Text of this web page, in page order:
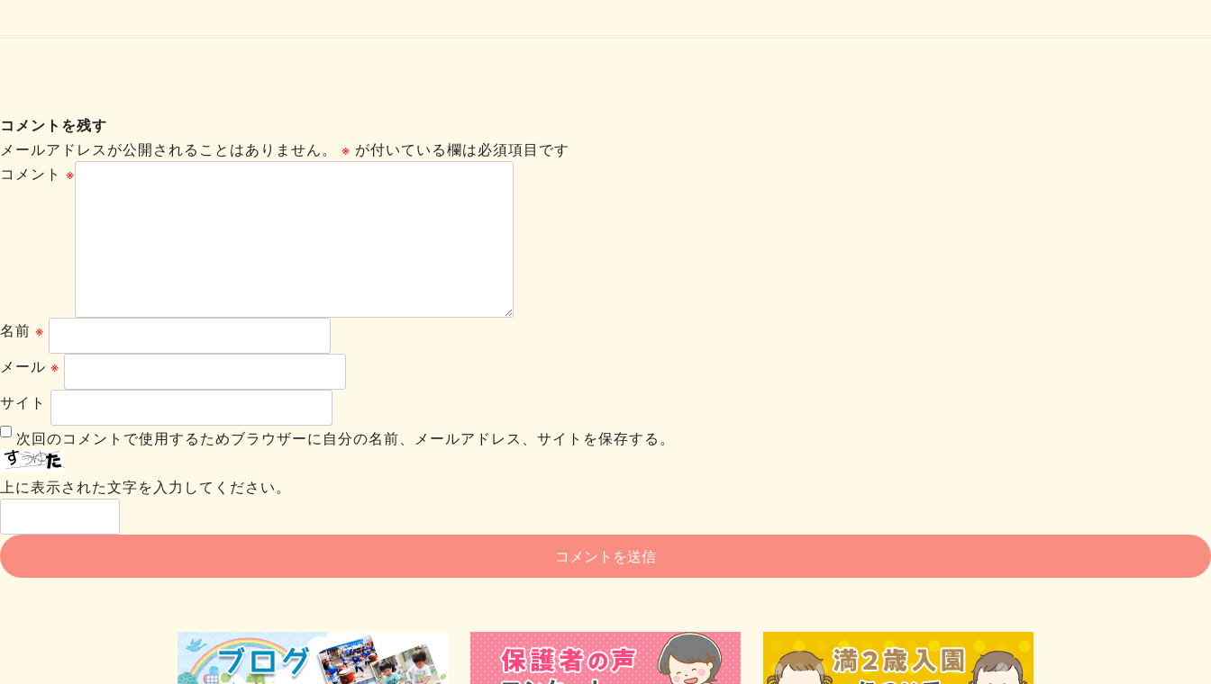
コメントを残す
メールアドレスが公開されることはありません。
※ が付いている欄は必須項目です
コメント ※
名前 ※
メール ※
サイト
次回のコメントで使用するためブラウザーに自分の名前、メールアドレス、サイトを保存する。
上に表示された文字を入力してください。